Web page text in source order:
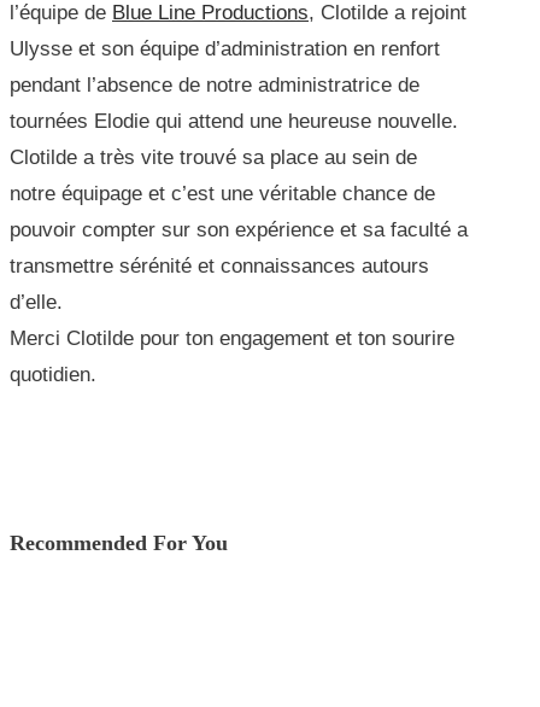
l’équipe de Blue Line Productions, Clotilde a rejoint
Ulysse et son équipe d’administration en renfort
pendant l’absence de notre administratrice de
tournées Elodie qui attend une heureuse nouvelle.
Clotilde a très vite trouvé sa place au sein de
notre équipage et c’est une véritable chance de
pouvoir compter sur son expérience et sa faculté a
transmettre sérénité et connaissances autours
d’elle.
Merci Clotilde pour ton engagement et ton sourire
quotidien.
Recommended For You